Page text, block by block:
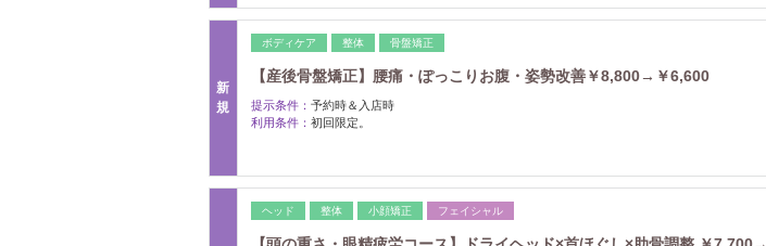
新
規
ボディケア 整体 骨盤矯正
【産後骨盤矯正】腰痛・ぽっこりお腹・姿勢改善￥8,800→￥6,600
提示条件： 予約時＆入店時
利用条件： 初回限定。
ヘッド 整体 小顔矯正 フェイシャル